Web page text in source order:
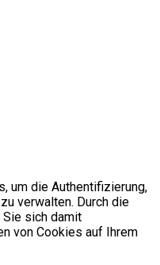
um die Authentifizierung,
verwalten. Durch die
Sie sich damit
von Cookies auf Ihrem